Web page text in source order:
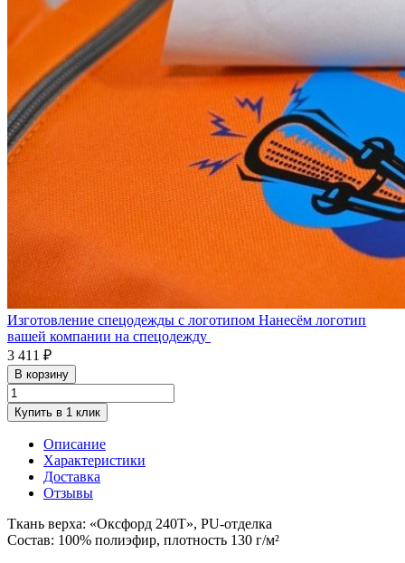
Изготовление спецодежды с логотипом Нанесём логотип
вашей компании на спецодежду
3 411 ₽
В корзину
Купить в 1 клик
Описание
Характеристики
Доставка
Отзывы
Ткань верха: «Оксфорд 240Т», PU-отделка
Состав: 100% полиэфир, плотность 130 г/м²